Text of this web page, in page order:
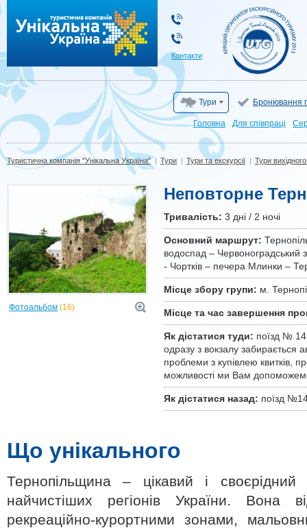
Контакти
Тури Бронювання
Головна Для cпівпраці
Туристична компанія "Унікальна Україна" | Тури | Тури та екскурсії | Тури
Фотоальбом (16)
Неповторне
Тривалiсть: 3 дні / 2 ночі
Основний маршрут:
водоспад – Червоноградський
- Чортків – печера Млинки –
Місце збору групи: м.
Місце та час завершення
Як дістатися туди: поїзд №
одразу з вокзалу
проблеми з купівлею квитків,
можливості ми Вам
Як дістатися назад: поїзд
Що унікального
Тернопільщина – цікавий і своєрідний
найчистіших регіонів України. Вона
рекреаційно-курортними зонами,